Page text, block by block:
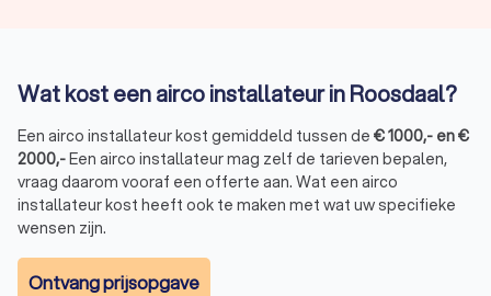
Wat kost een airco installateur in Roosdaal?
Een airco installateur kost gemiddeld tussen de €1000,- en€
2000,-Een airco installateur mag zelf de tarieven bepalen,
vraag daarom vooraf een offerte aan. Wat een airco
installateur kost heeft ook te maken met wat uw specifieke
wensen zijn.
Ontvang prijsopgave